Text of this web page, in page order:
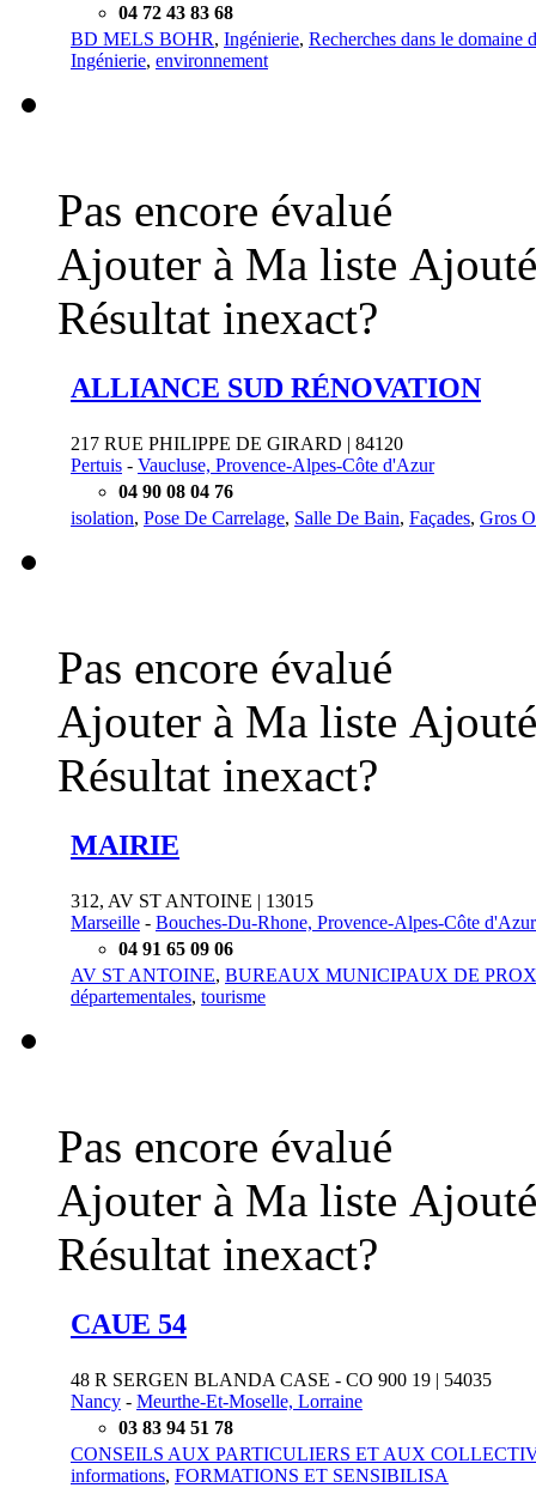
04 72 43 83 68
BD MELS BOHR, Ingénierie, Recherches dans le domaine
Ingénierie, environnement
Pas encore évalué
Ajouter à Ma liste
Résultat inexact?
ALLIANCE SUD RÉNOVATION
217 RUE PHILIPPE DE GIRARD | 84120
Pertuis - Vaucluse, Provence-Alpes-Côte d'Azur
04 90 08 04 76
isolation, Pose De Carrelage, Salle De Bain, Façades, Gros
Pas encore évalué
Ajouter à Ma liste
Résultat inexact?
MAIRIE
312, AV ST ANTOINE | 13015
Marseille - Bouches-Du-Rhone, Provence-Alpes-Côte d'Azur
04 91 65 09 06
AV ST ANTOINE, BUREAUX MUNICIPAUX DE
départementales, tourisme
Pas encore évalué
Ajouter à Ma liste
Résultat inexact?
CAUE 54
48 R SERGEN BLANDA CASE - CO 900 19 | 54035
Nancy - Meurthe-Et-Moselle, Lorraine
03 83 94 51 78
CONSEILS AUX PARTICULIERS ET AUX
informations, FORMATIONS ET SENSIBILISA